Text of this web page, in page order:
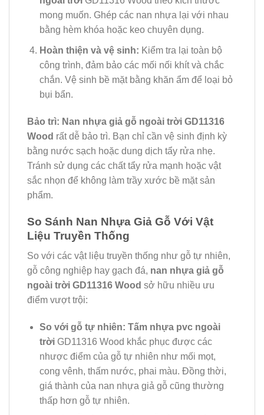
mong muốn. Ghép các nan nhựa lại với nhau
bằng hèm khóa hoặc keo chuyên dụng.
Hoàn thiện và vệ sinh: Kiểm tra lại toàn bộ
công trình, đảm bảo các mối nối khít và chắc
chắn. Vệ sinh bề mặt bằng khăn ẩm để loại bỏ
bụi bẩn.
Bảo trì: Nan nhựa giả gỗ ngoài trời GD11316
Wood rất dễ bảo trì. Bạn chỉ cần vệ sinh định kỳ
bằng nước sạch hoặc dung dịch tẩy rửa nhẹ.
Tránh sử dụng các chất tẩy rửa mạnh hoặc vật
sắc nhọn để không làm trầy xước bề mặt sản
phẩm.
So Sánh Nan Nhựa Giả Gỗ Với Vật
Liệu Truyền Thống
So với các vật liệu truyền thống như gỗ tự nhiên,
gỗ công nghiệp hay gạch đá, nan nhựa giả gỗ
ngoài trời GD11316 Wood sở hữu nhiều ưu
điểm vượt trội:
So với gỗ tự nhiên: Tấm nhựa pvc ngoài
trờiGD11316 Wood khắc phục được các
nhược điểm của gỗ tự nhiên như mối mọt,
cong vênh, thấm nước, phai màu. Đồng thời,
giá thành của nan nhựa giả gỗ cũng thường
thấp hơn gỗ tự nhiên.